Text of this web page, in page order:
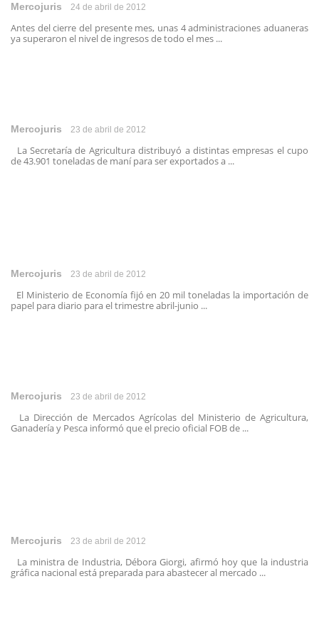
Mercojuris 24 de abril de 2012
Antes del cierre del presente mes, unas 4 administraciones aduaneras
ya superaron el nivel de ingresos de todo el mes ...
Mercojuris 23 de abril de 2012
La Secretaría de Agricultura distribuyó a distintas empresas el cupo
de 43.901 toneladas de maní para ser exportados a ...
Mercojuris 23 de abril de 2012
El Ministerio de Economía fijó en 20 mil toneladas la importación de
papel para diario para el trimestre abril-junio ...
Mercojuris 23 de abril de 2012
La Dirección de Mercados Agrícolas del Ministerio de Agricultura,
Ganadería y Pesca informó que el precio oficial FOB de ...
Mercojuris 23 de abril de 2012
La ministra de Industria, Débora Giorgi, afirmó hoy que la industria
gráfica nacional está preparada para abastecer al mercado ...